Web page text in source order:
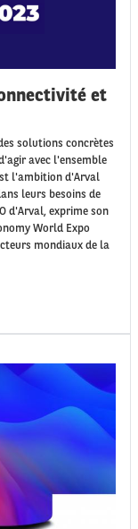
et
solutions concrètes
avec l'ensemble
l'ambition d'Arval
leurs besoins de
d'Arval, exprime son
World Expo
mondiaux de la